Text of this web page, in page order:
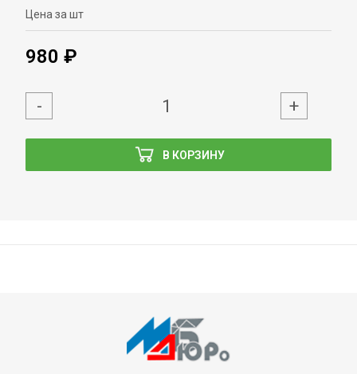
Цена за шт
980 ₽
В КОРЗИНУ
- +